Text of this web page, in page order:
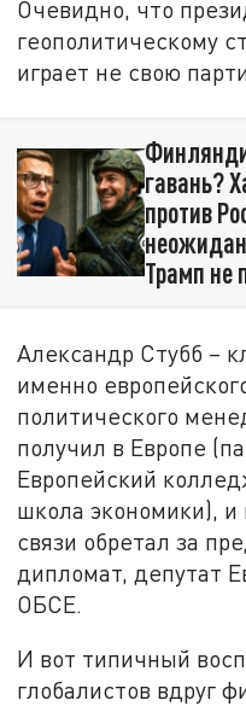
Очевидно, что
геополитическому
играет не свою
гавань?
против
Трамп не
Александр Стубб –
именно
политического
получил в Европе
Европейский
школа экономики),
связи обретал за
дипломат, депутат
ОБСЕ.
И вот типичный
глобалистов вдруг